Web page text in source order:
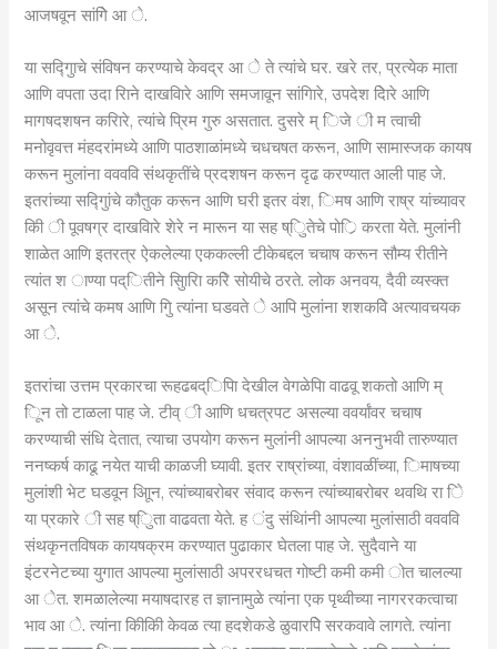
आजषवून सांगिे आ े.
या सद्गुिाचे संविषन करण्याचे केवद्र आ े ते त्यांचे घर. खरे तर, प्रत्येक माता
आणि वपता उदा रिाने दाखविारे आणि समजावून सांगिारे, उपदेश देिारे आणि
मागषदशषन करिारे, त्यांचे प्रिम गुरु असतात. दुसरे म् िजे ी म त्वाची
मनोवृवत्त मंहदरांमध्ये आणि पाठशाळांमध्ये चधचषत करून, आणि सामास्जक कायष
करून मुलांना ववववि संथकृतींचे प्रदशषन करून दृढ करण्यात आली पाह जे.
इतरांच्या सद्गुिांचे कौतुक करून आणि घरी इतर वंश, िमष आणि राष्र यांच्यावर
किी ी पूवषग्र दाखविारे शेरे न मारून या सह ष्िुतेचे पोर्ि करता येते. मुलांनी
शाळेत आणि इतरत्र ऐकलेल्या एककल्ली टीकेबद्दल चचाष करून सौम्य रीतीने
त्यांत श ाण्या पद्ितीने सुिारिा करिे सोयीचे ठरते. लोक अनवय, दैवी व्यस्क्त
असून त्यांचे कमष आणि गुि त्यांना घडवते े आपि मुलांना शशकविे अत्यावचयक
आ े.
इतरांचा उत्तम प्रकारचा रूहढबद्िपिा देखील वेगळेपिा वाढवू शकतो आणि म्
िून तो टाळला पाह जे. टीव् ी आणि धचत्रपट असल्या ववर्यांवर चचाष
करण्याची संधि देतात, त्याचा उपयोग करून मुलांनी आपल्या अननुभवी तारुण्यात
ननष्कर्ष काढू नयेत याची काळजी घ्यावी. इतर राष्रांच्या, वंशावळींच्या, िमाषच्या
मुलांशी भेट घडवून आिून, त्यांच्याबरोबर संवाद करून त्यांच्याबरोबर थवथि रा िे
या प्रकारे ी सह ष्िुता वाढवता येते. ह ंदु संथिांनी आपल्या मुलांसाठी ववववि
संथकृनतविषक कायषक्रम करण्यात पुढाकार घेतला पाह जे. सुदैवाने या
इंटरनेटच्या युगात आपल्या मुलांसाठी अपररधचत गोष्टी कमी कमी ोत चालल्या
आ ेत. शमळालेल्या मयाषदारह त ज्ञानामुळे त्यांना एक पृथ्वीच्या नागररकत्वाचा
भाव आ े. त्यांना किीकिी केवळ त्या हदशेकडे ळुवारपिे सरकवावे लागते. त्यांना